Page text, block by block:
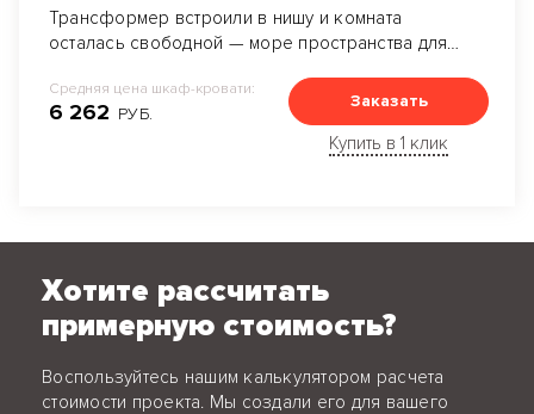
Трансформер встроили в нишу и комната
осталась свободной — море пространства для
Средняя цена шкаф-кровати:
6 262 РУБ.
Заказать
Купить в 1 клик
Хотите рассчитать
примерную стоимость?
Воспользуйтесь нашим калькулятором расчета
стоимости проекта. Мы создали его для вашего